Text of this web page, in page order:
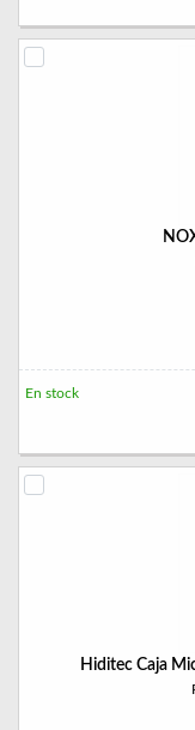
En stock
Hiditec Caja